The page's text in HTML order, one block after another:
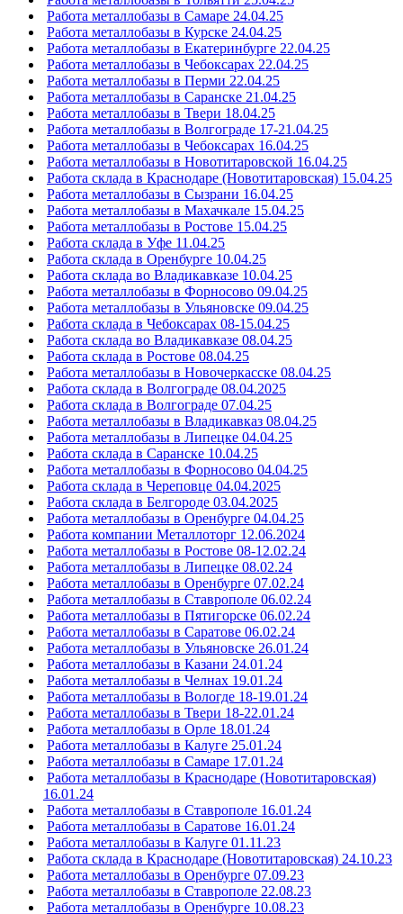
Работа металлобазы в Самаре 24.04.25
Работа металлобазы в Курске 24.04.25
Работа металлобазы в Екатеринбурге 22.04.25
Работа металлобазы в Чебоксарах 22.04.25
Работа металлобазы в Перми 22.04.25
Работа металлобазы в Саранске 21.04.25
Работа металлобазы в Твери 18.04.25
Работа металлобазы в Волгограде 17-21.04.25
Работа металлобазы в Чебоксарах 16.04.25
Работа металлобазы в Новотитаровской 16.04.25
Работа склада в Краснодаре (Новотитаровская) 15.04.25
Работа металлобазы в Сызрани 16.04.25
Работа металлобазы в Махачкале 15.04.25
Работа металлобазы в Ростове 15.04.25
Работа склада в Уфе 11.04.25
Работа склада в Оренбурге 10.04.25
Работа склада во Владикавказе 10.04.25
Работа металлобазы в Форносово 09.04.25
Работа металлобазы в Ульяновске 09.04.25
Работа склада в Чебоксарах 08-15.04.25
Работа склада во Владикавказе 08.04.25
Работа склада в Ростове 08.04.25
Работа металлобазы в Новочеркасске 08.04.25
Работа склада в Волгограде 08.04.2025
Работа склада в Волгограде 07.04.25
Работа металлобазы в Владикавказ 08.04.25
Работа металлобазы в Липецке 04.04.25
Работа склада в Саранске 10.04.25
Работа металлобазы в Форносово 04.04.25
Работа склада в Череповце 04.04.2025
Работа склада в Белгороде 03.04.2025
Работа металлобазы в Оренбурге 04.04.25
Работа компании Металлоторг 12.06.2024
Работа металлобазы в Ростове 08-12.02.24
Работа металлобазы в Липецке 08.02.24
Работа металлобазы в Оренбурге 07.02.24
Работа металлобазы в Ставрополе 06.02.24
Работа металлобазы в Пятигорске 06.02.24
Работа металлобазы в Саратове 06.02.24
Работа металлобазы в Ульяновске 26.01.24
Работа металлобазы в Казани 24.01.24
Работа металлобазы в Челнах 19.01.24
Работа металлобазы в Вологде 18-19.01.24
Работа металлобазы в Твери 18-22.01.24
Работа металлобазы в Орле 18.01.24
Работа металлобазы в Калуге 25.01.24
Работа металлобазы в Самаре 17.01.24
Работа металлобазы в Краснодаре (Новотитаровская)
16.01.24
Работа металлобазы в Ставрополе 16.01.24
Работа металлобазы в Саратове 16.01.24
Работа металлобазы в Калуге 01.11.23
Работа склада в Краснодаре (Новотитаровская) 24.10.23
Работа металлобазы в Оренбурге 07.09.23
Работа металлобазы в Ставрополе 22.08.23
Работа металлобазы в Оренбурге 10.08.23